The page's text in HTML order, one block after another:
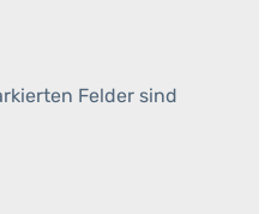
Felder sind